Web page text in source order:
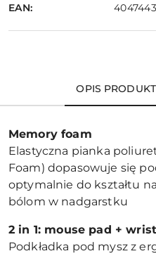
EAN:
OPIS
Memory foam
Elastyczna pianka
Foam) dopasowuje się
optymalnie do kształtu
bólom w nadgarstku
2 in 1: mouse pad +
Podkładka pod mysz z